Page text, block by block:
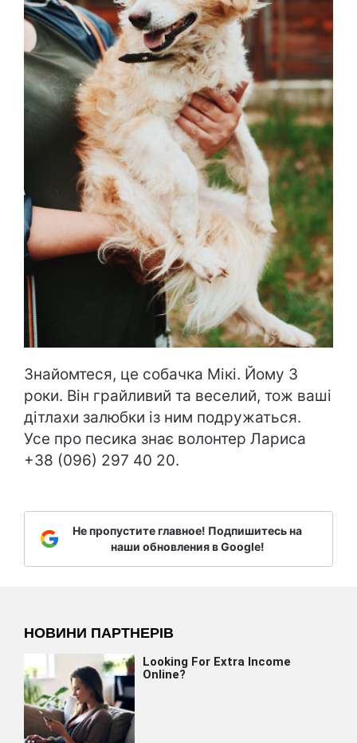
Знайомтеся, це собачка Мікі. Йому 3
роки. Він грайливий та веселий, тож ваші
дітлахи залюбки із ним подружаться.
Усе про песика знає волонтер Лариса
+38 (096) 297 40 20.
Не пропустите главное! Подпишитесь на
наши обновления в Google!